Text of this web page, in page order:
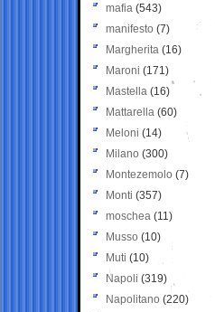
mafia (543)
manifesto (7)
Margherita (16)
Maroni (171)
Mastella (16)
Mattarella (60)
Meloni (14)
Milano (300)
Montezemolo (7)
Monti (357)
moschea (11)
Musso (10)
Muti (10)
Napoli (319)
Napolitano (220)